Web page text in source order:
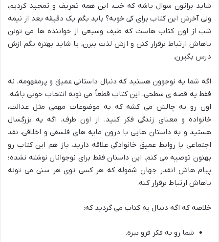
شاید براتون سوال باشه که خب، این همه تعریف و تمجید کردیم،
ولی آخرش این کتاب برای کی خوبه؟ باید بگم یک دقیقه بعد از نیمه
شب از اون کتاب هاست که طیف وسیعی از خواننده ها می تونن
باهاش ارتباط برقرار کنن و ازش لذت ببرن، یا شاید بهتره بگم ازش
درس بگیرن.
اگه شما یه نوجوون هستید که دنبال داستانی عمیق و پرمفهومه، نه
فقط یه قصه ی سطحی، این کتاب قطعاً می تونه انتخاب خوبی باشه.
اون رو به چالش می کشه که به موضوعات مهمی مثل عدالت،
خانواده و معنای زندگی فکر کنید. از اون طرف، اگه یه بزرگسال
هستید و به داستان هایی با درون مایه های فلسفی و اخلاقی، نقد
اجتماعی یا روابط عمیق خانوادگی علاقه دارید، باز هم این کتاب رو
بهتون توصیه می کنم. این داستان فقط برای نوجوانان نوشته نشده؛
پیام هاش انقدر جهان شموله که هر کسی توی هر سنی می تونه
باهاش ارتباط برقرار کنه.
خلاصه که اگه دنبال یه کتاب می گردید که:
شما رو به فکر فرو ببره.